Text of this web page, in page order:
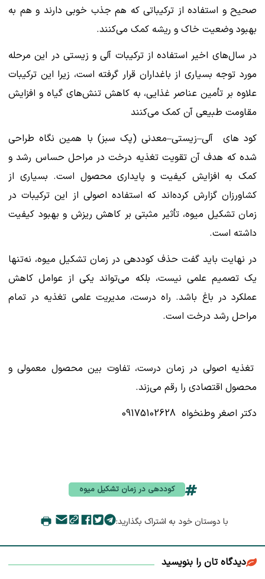
صحیح و استفاده از ترکیباتی که هم جذب خوبی دارند و هم به
بهبود وضعیت خاک و ریشه کمک می‌کنند.
در سال‌های اخیر استفاده از ترکیبات آلی و زیستی در این مرحله
مورد توجه بسیاری از باغداران قرار گرفته است، زیرا این ترکیبات
علاوه بر تأمین عناصر غذایی، به کاهش تنش‌های گیاه و افزایش
مقاومت طبیعی آن کمک می‌کنند
کود های آلی–زیستی–معدنی (پک سبز) با همین نگاه طراحی
شده که هدف آن تقویت تغذیه درخت در مراحل حساس رشد و
کمک به افزایش کیفیت و پایداری محصول است. بسیاری از
کشاورزان گزارش کرده‌اند که استفاده اصولی از این ترکیبات در
زمان تشکیل میوه، تأثیر مثبتی بر کاهش ریزش و بهبود کیفیت
داشته است.
در نهایت باید گفت حذف کوددهی در زمان تشکیل میوه، نه‌تنها
یک تصمیم علمی نیست، بلکه می‌تواند یکی از عوامل کاهش
عملکرد در باغ باشد. راه درست، مدیریت علمی تغذیه در تمام
مراحل رشد درخت است.
تغذیه اصولی در زمان درست، تفاوت بین محصول معمولی و
محصول اقتصادی را رقم می‌زند.
دکتر اصغر وطنخواه 09175102628
کوددهی در زمان تشکیل میوه
با دوستان خود به اشتراک بگذارید:
دیدگاه تان را بنویسید